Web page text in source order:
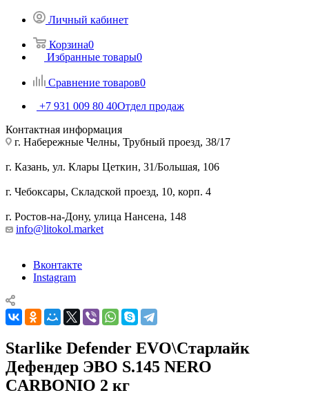
Личный кабинет
Корзина0
Избранные товары0
Сравнение товаров0
+7 931 009 80 40Отдел продаж
Контактная информация
г. Набережные Челны, Трубный проезд, 38/17
г. Казань, ул. Клары Цеткин, 31/Большая, 106
г. Чебоксары, Складской проезд, 10, корп. 4
г. Ростов-на-Дону, улица Нансена, 148
info@litokol.market
Вконтакте
Instagram
Starlike Defender EVO\Старлайк
Дефендер ЭВО S.145 NERO
CARBONIO 2 кг